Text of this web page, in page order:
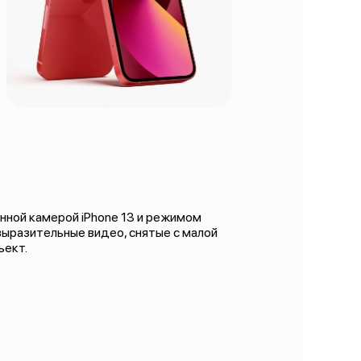
камерой iPhone 13 и режимом
видео, снятые с малой